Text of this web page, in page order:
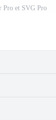
Pro et SVG Pro